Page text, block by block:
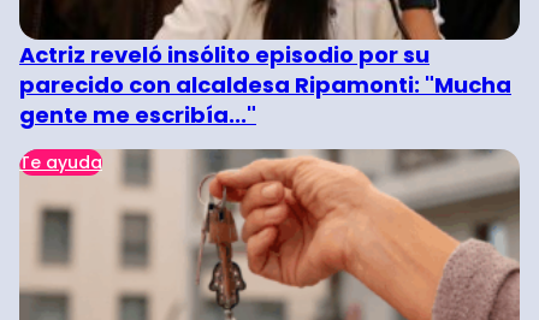
Actriz reveló insólito episodio por su
parecido con alcaldesa Ripamonti: "Mucha
gente me escribía..."
Te ayuda